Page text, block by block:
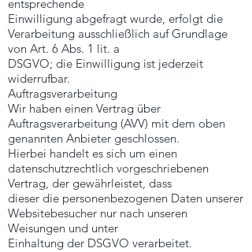
entsprechende
Einwilligung abgefragt wurde, erfolgt die
Verarbeitung ausschließlich auf Grundlage
von Art. 6 Abs. 1 lit. a
DSGVO; die Einwilligung ist jederzeit
widerrufbar.
Auftragsverarbeitung
Wir haben einen Vertrag über
Auftragsverarbeitung (AVV) mit dem oben
genannten Anbieter geschlossen.
Hierbei handelt es sich um einen
datenschutzrechtlich vorgeschriebenen
Vertrag, der gewährleistet, dass
dieser die personenbezogenen Daten unserer
Websitebesucher nur nach unseren
Weisungen und unter
Einhaltung der DSGVO verarbeitet.